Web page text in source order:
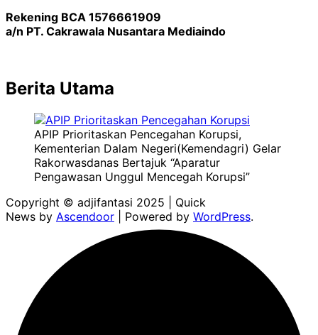
Rekening BCA 1576661909
a/n PT. Cakrawala Nusantara Mediaindo
Berita Utama
APIP Prioritaskan Pencegahan Korupsi,
Kementerian Dalam Negeri(Kemendagri) Gelar
Rakorwasdanas Bertajuk “Aparatur
Pengawasan Unggul Mencegah Korupsi”
Copyright © adjifantasi 2025 | Quick
News by Ascendoor | Powered by WordPress.